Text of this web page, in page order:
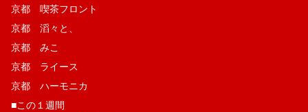
京都 喫茶フロント
京都 滔々と、
京都 みこ
京都 ライース
京都 ハーモニカ
■この１週間